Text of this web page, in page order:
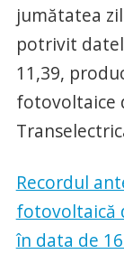
jumătatea
potrivit
11,39,
fotovoltaice
Recordul
fotovoltaică
în data de